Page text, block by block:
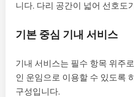
니다. 다리 공간이 넓어 선호도
기본 중심 기내 서비스
기내 서비스는 필수 항목 위주
인 운임으로 이용할 수 있도록
구성입니다.